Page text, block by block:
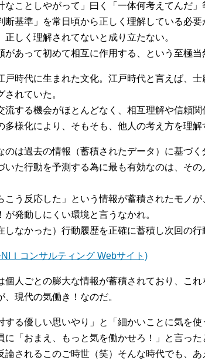
なことしやがって」曰く「一体何考えてんだ
断基準」を常日頃から正しく理解している必
正しく理解されてないと成り立たない。
あって初めて相互に作用する、という至極当
戸時代に生まれた文化。江戸時代と言えば、
れていた。
流する機会がほとんどなく、相互理解や信頼
多様化により、そもそも、他人の考え方を理
は過去の情報（蓄積されたデータ）に基づく
いた行動を予測する為に最も有効なのは、そ
う反応した」という情報が蓄積されたモノが
発動しにくい環境と言うなかれ。
なかった）行動履歴を正確に蓄積し次回の
Ｉコンサルティング Webサイト)
個人ごとの膨大な情報が蓄積されており、こ
現代の気働き！なのだ。
る優しい思いやり」と「細かいことに気を
「おまえ、もっと気を働かせろ！」と言っ
論されるこのご時世（笑）そんな時代でも、